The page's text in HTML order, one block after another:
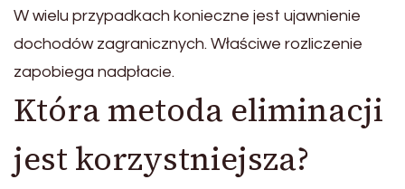
W wielu przypadkach konieczne jest ujawnienie
dochodów zagranicznych. Właściwe rozliczenie
zapobiega nadpłacie.
Która metoda eliminacji
jest korzystniejsza?